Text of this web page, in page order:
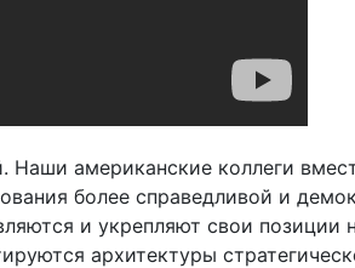
Наши американские коллеги
более справедливой и
и укрепляют свои
архитектуры